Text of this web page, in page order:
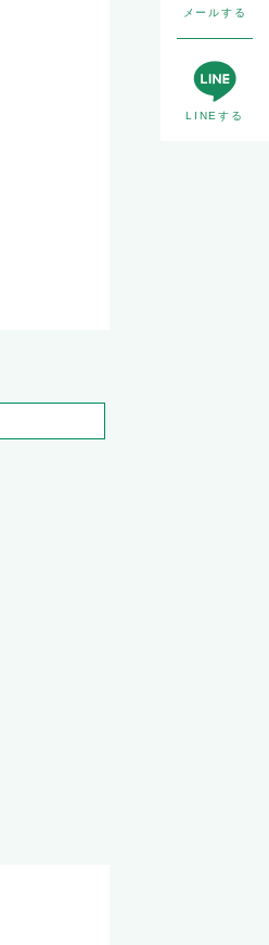
メールする
LINEする